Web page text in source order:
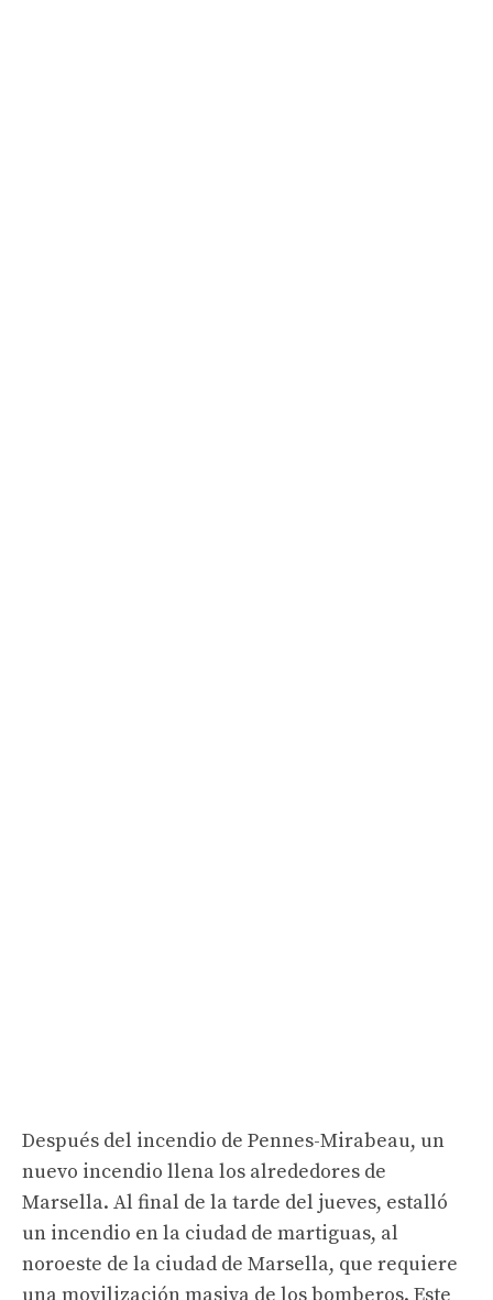
Después del incendio de Pennes-Mirabeau, un
nuevo incendio llena los alrededores de
Marsella. Al final de la tarde del jueves, estalló
un incendio en la ciudad de martiguas, al
noroeste de la ciudad de Marsella, que requiere
una movilización masiva de los bomberos. Este